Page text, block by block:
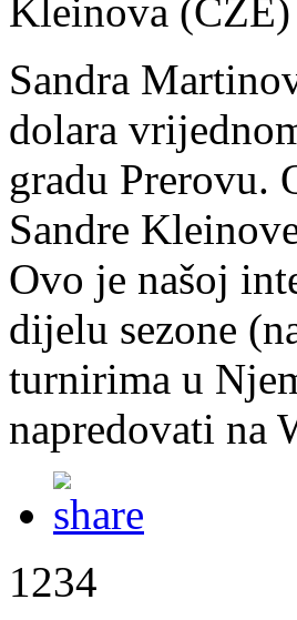
Kleinova
Sandra
dolara
gradu Prerovu.
Sandre
Ovo je našoj
dijelu sezone
turnirima u
napredovati na
1234